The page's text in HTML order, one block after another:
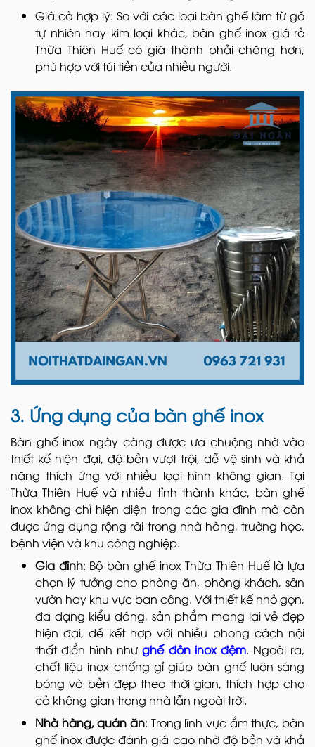
Giá cả hợp lý: So với các loại bàn ghế làm từ gỗ
tự nhiên hay kim loại khác, bàn ghế inox giá rẻ
Thừa Thiên Huế có giá thành phải chăng hơn,
phù hợp với túi tiền của nhiều người.
3. Ứng dụng của bàn ghế inox
Bàn ghế inox ngày càng được ưa chuộng nhờ vào
thiết kế hiện đại, độ bền vượt trội, dễ vệ sinh và khả
năng thích ứng với nhiều loại hình không gian. Tại
Thừa Thiên Huế và nhiều tỉnh thành khác, bàn ghế
inox không chỉ hiện diện trong các gia đình mà còn
được ứng dụng rộng rãi trong nhà hàng, trường học,
bệnh viện và khu công nghiệp.
Gia đình: Bộ bàn ghế inox Thừa Thiên Huế là lựa
chọn lý tưởng cho phòng ăn, phòng khách, sân
vườn hay khu vực ban công. Với thiết kế nhỏ gọn,
đa dạng kiểu dáng, sản phẩm mang lại vẻ đẹp
hiện đại, dễ kết hợp với nhiều phong cách nội
thất điển hình nhưghế đôn inox đệm. Ngoài ra,
chất liệu inox chống gỉ giúp bàn ghế luôn sáng
bóng và bền đẹp theo thời gian, thích hợp cho
cả không gian trong nhà lẫn ngoài trời.
Nhà hàng, quán ăn: Trong lĩnh vực ẩm thực, bàn
ghế inox được đánh giá cao nhờ độ bền và khả